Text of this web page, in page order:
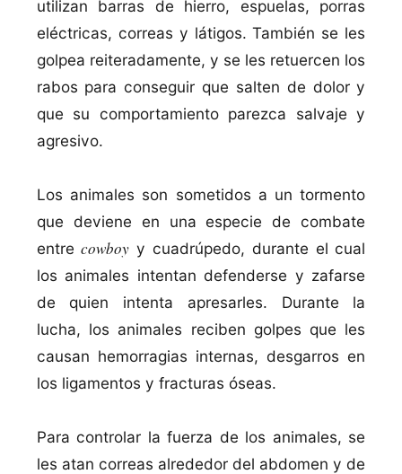
utilizan barras de hierro, espuelas, porras
eléctricas, correas y látigos. También se les
golpea reiteradamente, y se les retuercen los
rabos para conseguir que salten de dolor y
que su comportamiento parezca salvaje y
agresivo.
Los animales son sometidos a un tormento
que deviene en una especie de combate
entrecowboy y cuadrúpedo, durante el cual
los animales intentan defenderse y zafarse
de quien intenta apresarles. Durante la
lucha, los animales reciben golpes que les
causan hemorragias internas, desgarros en
los ligamentos y fracturas óseas.
Para controlar la fuerza de los animales, se
les atan correas alrededor del abdomen y de